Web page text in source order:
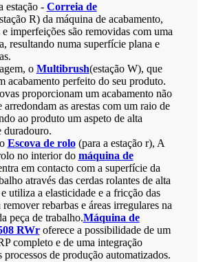
estação - Correia de
R) da máquina de acabamento,
e imperfeições são removidas com uma
resultando numa superfície plana e
o Multibrush(estação W), que
acabamento perfeito do seu produto.
proporcionam um acabamento não
arredondam as arestas com um raio de
ao produto um aspeto de alta
duradouro.
Escova de rolo(para a estação r), A
no interior do máquina de
em contacto com a superfície da
através das cerdas rolantes de alta
utiliza a elasticidade e a fricção das
remover rebarbas e áreas irregulares na
peça de trabalho.Máquina de
RWroferece a possibilidade de um
completo e de uma integração
processos de produção automatizados.